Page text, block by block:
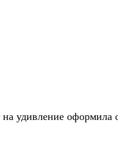
на удивление оформила